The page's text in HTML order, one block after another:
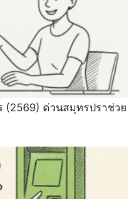
(2569) ด่วนสมุทรปราช่วย